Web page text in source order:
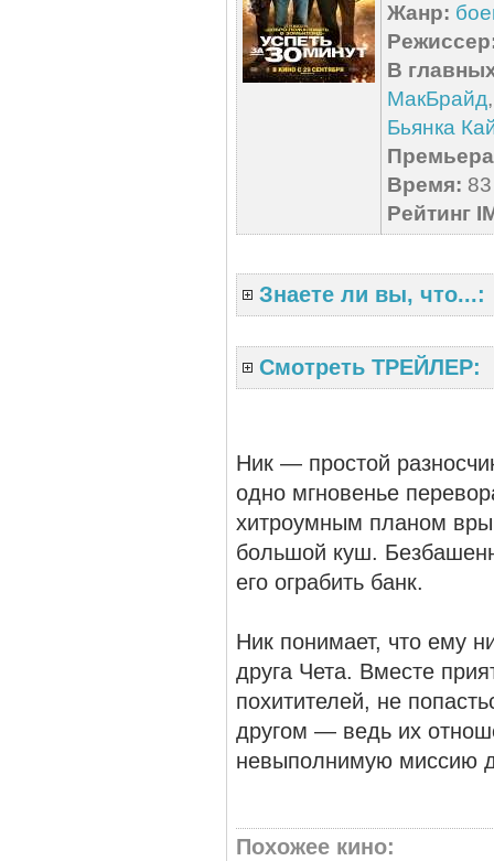
Жанр:
В
МакБрайд
Бьянка
Время:
Рейтинг
Знаете ли вы, что...:
Смотреть ТРЕЙЛЕР:
Ник — простой
одно мгновенье
хитроумным планом
большой куш.
его ограбить банк.
Ник понимает, что ему
друга Чета. Вместе
похитителей, не
другом — ведь их
невыполнимую миссию
Похожее кино: